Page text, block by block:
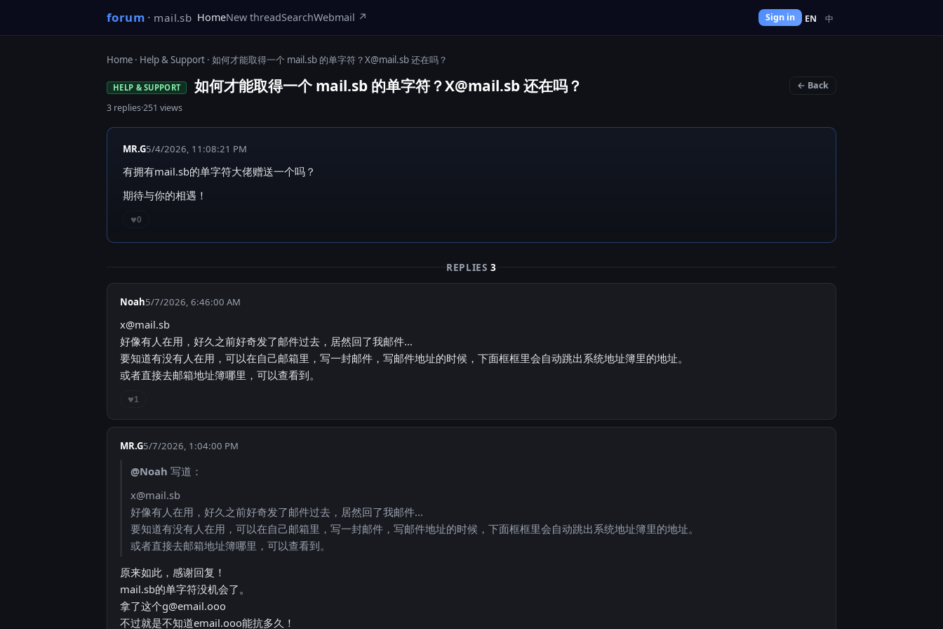
forum · mail.sb HomeNew threadSearchWebmail ↗ Sign in EN 中
Home · Help & Support · 如何才能取得一个 mail.sb 的单字符？X@mail.sb还在吗？
HELP & SUPPORT 如何才能取得一个 mail.sb 的单字符？X@mail.sb还在吗？
← Back
3 replies·251 views
MR.G5/4/2026, 11:08:21 PM
有拥有mail.sb的单字符大佬赠送一个吗？
期待与你的相遇！
♥0
REPLIES3
Noah5/7/2026, 6:46:00 AM
x@mail.sb
好像有人在用，好久之前好奇发了邮件过去，居然回了我邮件...
要知道有没有人在用，可以在自己邮箱里，写一封邮件，写邮件地址的时候，下面框框里会自动跳出系统地址簿里的地址。
或者直接去邮箱地址簿哪里，可以查看到。
♥1
MR.G5/7/2026, 1:04:00 PM
@Noah 写道：
x@mail.sb
好像有人在用，好久之前好奇发了邮件过去，居然回了我邮件...
要知道有没有人在用，可以在自己邮箱里，写一封邮件，写邮件地址的时候，下面框框里会自动跳出系统地址簿里的地址。
或者直接去邮箱地址簿哪里，可以查看到。
原来如此，感谢回复！
mail.sb的单字符没机会了。
拿了这个g@email.ooo
不过就是不知道email.ooo能抗多久！